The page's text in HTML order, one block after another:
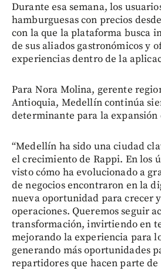
Durante esa semana, los
hamburguesas con precios
con la que la plataforma busca
de sus aliados gastronómicos y
experiencias dentro de la
Para Nora Molina, gerente
Antioquia, Medellín continúa
determinante para la expansión
“Medellín ha sido una ciudad
el crecimiento de Rappi. En los
visto cómo ha evolucionado a
de negocios encontraron en la
nueva oportunidad para crecer
operaciones. Queremos seguir
transformación, invirtiendo en
mejorando la experiencia para
generando más oportunidades
repartidores que hacen parte de